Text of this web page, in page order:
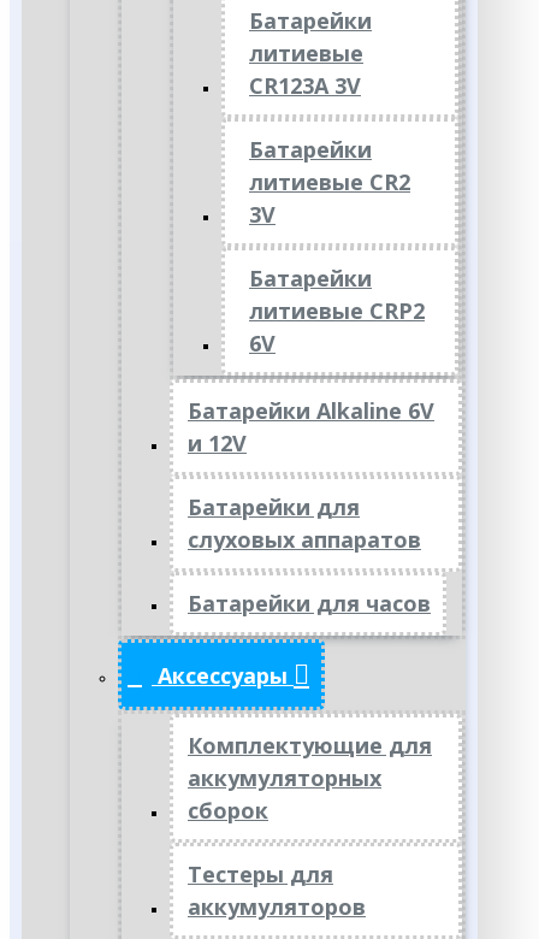
Батарейки
литиевые
CR123A 3V
Батарейки
литиевые CR2
3V
Батарейки
литиевые CRP2
6V
Батарейки Alkaline 6V
и 12V
Батарейки для
слуховых аппаратов
Батарейки для часов
Аксессуары
Комплектующие для
аккумуляторных
сборок
Тестеры для
аккумуляторов